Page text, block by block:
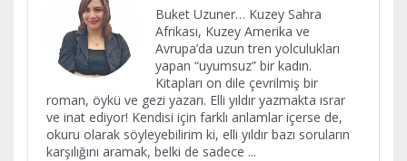
Buket Uzuner… Kuzey Sahra
Afrikası, Kuzey Amerika ve
Avrupa’da uzun tren yolculukları
yapan “uyumsuz” bir kadın.
Kitapları on dile çevrilmiş bir
roman, öykü ve gezi yazarı. Elli yıldır yazmakta ısrar
ve inat ediyor! Kendisi için farklı anlamlar içerse de,
okuru olarak söyleyebilirim ki, elli yıldır bazı soruların
karşılığını aramak, belki de sadece ...